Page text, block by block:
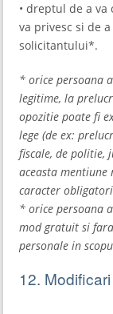
• dreptul de a
va privesc si de
solicitantului*.
* orice persoana
legitime, la
opozitie poate fi
lege (de ex:
fiscale, de politie,
aceasta
caracter
* orice persoana
mod gratuit si
personale in
12.